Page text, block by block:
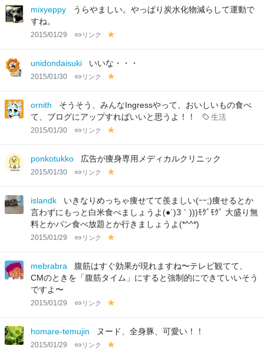
lo
mixyeppy
うらやましい。やっぱり炭水化物減らして運動で
すね。
2015/01/29 リンク
lo
w
unidondaisuki いいな・・・
2015/01/30 リンク
lo
w
ornith
そうそう、みんなIngressやって、おいしいもの食べ
て、ブログにアップすればいいと思うよ！！
生活
2015/01/30 リンク
lo
w
ponkotukko 広告が痩身専用メディカルクリニック
2015/01/30 リンク
lo
w
islandk
いきなりめっちゃ痩せてて羨ましい(ｰｰ;)痩せるとか
言わずにもっと白米食べましょうよ(●´)З｀)))ﾓｸﾞﾓｸﾞ 大盛り無
料とかパン食べ放題とか行きましょうよ(*^^*)
2015/01/29 リンク
lo
w
mebrabra
腹筋はすぐ効果が現れますね〜テレビ観てて、
CMのときを「腹筋タイム」にすると強制的にできていいそう
ですよ〜
2015/01/29 リンク
w
homare-temujin ヌード、全身豚、可愛い！！
2015/01/29 リンク